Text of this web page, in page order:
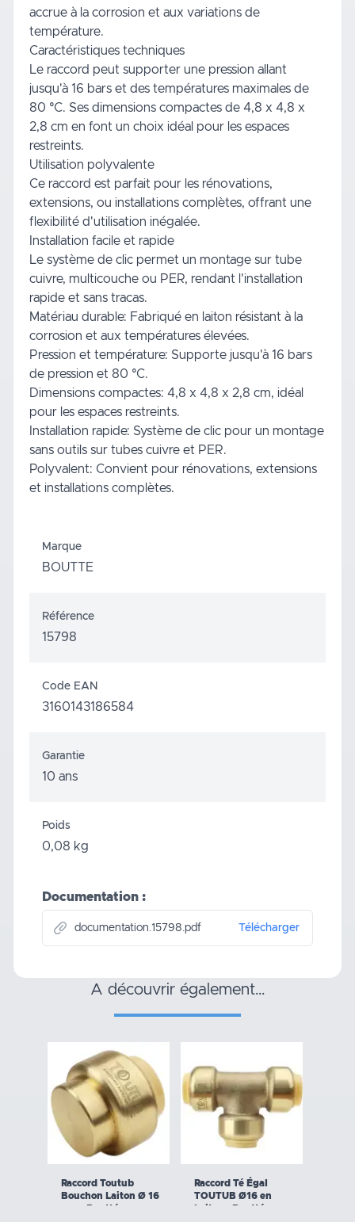
accrue à la corrosion et aux variations de
température.
Caractéristiques techniques
Le raccord peut supporter une pression allant
jusqu'à 16 bars et des températures maximales de
80 °C. Ses dimensions compactes de 4,8 x 4,8 x
2,8 cm en font un choix idéal pour les espaces
restreints.
Utilisation polyvalente
Ce raccord est parfait pour les rénovations,
extensions, ou installations complètes, offrant une
flexibilité d'utilisation inégalée.
Installation facile et rapide
Le système de clic permet un montage sur tube
cuivre, multicouche ou PER, rendant l'installation
rapide et sans tracas.
Matériau durable: Fabriqué en laiton résistant à la
corrosion et aux températures élevées.
Pression et température: Supporte jusqu'à 16 bars
de pression et 80 °C.
Dimensions compactes: 4,8 x 4,8 x 2,8 cm, idéal
pour les espaces restreints.
Installation rapide: Système de clic pour un montage
sans outils sur tubes cuivre et PER.
Polyvalent: Convient pour rénovations, extensions
et installations complètes.
Marque
BOUTTE
Référence
15798
Code EAN
3160143186584
Garantie
10 ans
Poids
0,08 kg
Documentation :
documentation.15798.pdf Télécharger
a découvrir également…
Raccord Toutub
Bouchon Laiton Ø 16
mm - Boutté
Raccord Té Égal
TOUTUB Ø16 en
Laiton - Boutté